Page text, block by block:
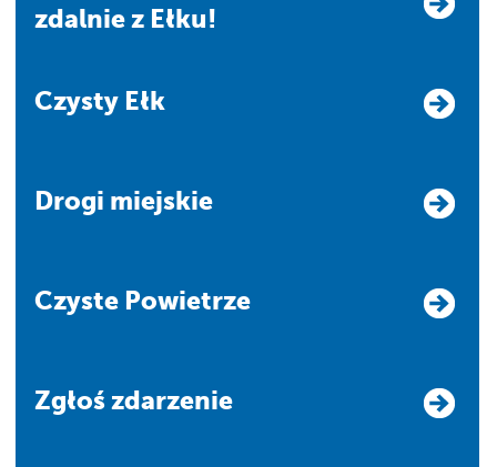
zdalnie z Ełku!
Czysty Ełk
Drogi miejskie
Czyste Powietrze
Zgłoś zdarzenie